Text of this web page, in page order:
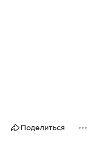
Поделиться